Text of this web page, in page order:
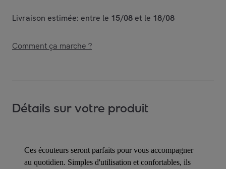
Livraison estimée: entre le 15/08 et le 18/08
Comment ça marche ?
Détails sur votre produit
Ces écouteurs seront parfaits pour vous accompagner
au quotidien. Simples d'utilisation et confortables, ils